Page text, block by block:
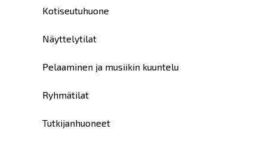
Kotiseutuhuone
Näyttelytilat
Pelaaminen ja musiikin kuuntelu
Ryhmätilat
Tutkijanhuoneet